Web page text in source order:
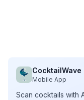
CocktailWave
Mobile App
Scan cocktails with